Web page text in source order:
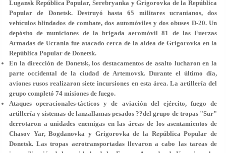
Lugansk República Popular, Serebryanka y Grigorovka de la República
Popular de Donetsk. Destruyó hasta 65 militares ucranianos, dos
vehículos blindados de combate, dos automóviles y dos obuses D-20. Un
depósito de municiones de la brigada aeromóvil 81 de las Fuerzas
Armadas de Ucrania fue atacado cerca de la aldea de Grigorovka en la
República Popular de Donetsk.
En la dirección de Donetsk, los destacamentos de asalto lucharon en la
parte occidental de la ciudad de Artemovsk. Durante el último día,
aviones rusos realizaron siete incursiones en esta área. La artillería del
grupo completó 74 misiones de fuego.
Ataques operacionales-tácticos y de aviación del ejército, fuego de
artillería y sistemas de lanzallamas pesados ??del grupo de tropas "Sur"
derrotaron a unidades enemigas en las áreas de los asentamientos de
Chasov Yar, Bogdanovka y Grigorovka de la República Popular de
Donetsk. Las tropas aerotransportadas llevaron a cabo las tareas de